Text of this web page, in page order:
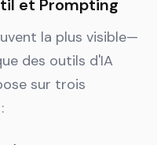
et Prompting
la plus visible—
des outils d'IA
sur trois